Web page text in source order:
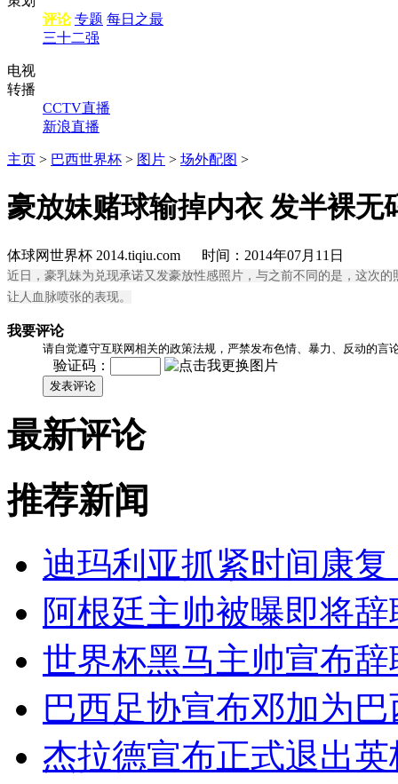
评论 专题 每日之最
三十二强
电视
转播
CCTV直播
新浪直播
主页 > 巴西世界杯 > 图片 > 场外配图 >
豪放妹赌球输掉内衣 发半裸无
体球网世界杯 2014.tiqiu.com 时间：2014年07月11日
近日，豪乳妹为兑现承诺又发豪放性感照片，与之前不同的是，这次
让人血脉喷张的表现。
我要评论
请自觉遵守互联网相关的政策法规，严禁发布色情、暴力、反动的言
验证码：
发表评论
最新评论
推荐新闻
迪玛利亚抓紧时间康
阿根廷主帅被曝即将
世界杯黑马主帅宣布辞
巴西足协宣布邓加为
杰拉德宣布正式退出